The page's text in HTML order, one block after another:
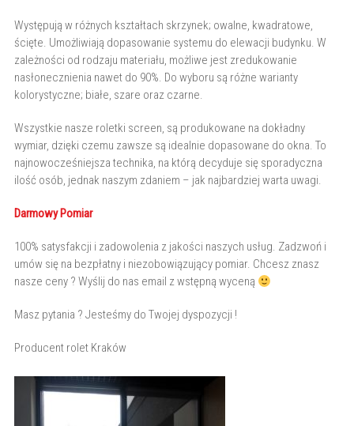
Występują w różnych kształtach skrzynek; owalne, kwadratowe,
ścięte. Umożliwiają dopasowanie systemu do elewacji budynku. W
zależności od rodzaju materiału, możliwe jest zredukowanie
nasłonecznienia nawet do 90%. Do wyboru są różne warianty
kolorystyczne; białe, szare oraz czarne.
Wszystkie nasze roletki screen, są produkowane na dokładny
wymiar, dzięki czemu zawsze są idealnie dopasowane do okna. To
najnowocześniejsza technika, na którą decyduje się sporadyczna
ilość osób, jednak naszym zdaniem – jak najbardziej warta uwagi.
Darmowy Pomiar
100% satysfakcji i zadowolenia z jakości naszych usług. Zadzwoń i
umów się na bezpłatny i niezobowiązujący pomiar. Chcesz znasz
nasze ceny ? Wyślij do nas email z wstępną wyceną
Masz pytania ? Jesteśmy do Twojej dyspozycji !
Producent rolet Kraków